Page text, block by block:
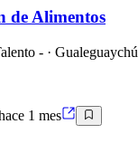
de Alimentos
- · Gualeguaychú
1 mes